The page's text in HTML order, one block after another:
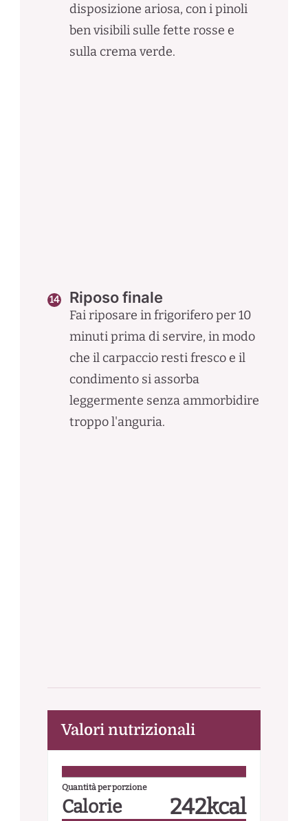
disposizione ariosa, con i pinoli
ben visibili sulle fette rosse e
sulla crema verde.
Riposo finale
Fai riposare in frigorifero per 10
minuti prima di servire, in modo
che il carpaccio resti fresco e il
condimento si assorba
leggermente senza ammorbidire
troppo l'anguria.
Valori nutrizionali
Quantità per porzione
Calorie 242kcal